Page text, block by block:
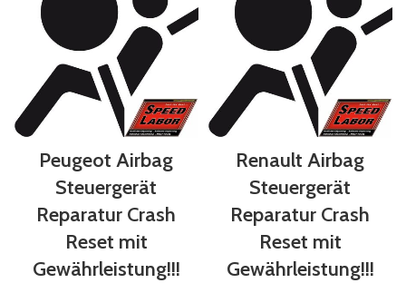
Peugeot Airbag
Steuergerät
Reparatur Crash
Reset mit
Gewährleistung!!!
Renault Airbag
Steuergerät
Reparatur Crash
Reset mit
Gewährleistung!!!